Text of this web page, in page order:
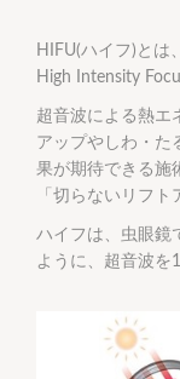
HIFU(ハイフ)とは
High Intensity
超音波による熱エ
アップやしわ・た
果が期待できる施
「切らないリフト
ハイフは、虫眼鏡
ように、超音波を